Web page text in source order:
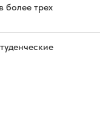
более трех